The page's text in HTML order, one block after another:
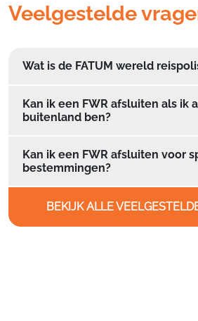
Veelgestelde
Wat is de FATUM wereld
Kan ik een FWR afsluiten als ik
buitenland ben?
Kan ik een FWR afsluiten voor
bestemmingen?
BEKIJK ALLE